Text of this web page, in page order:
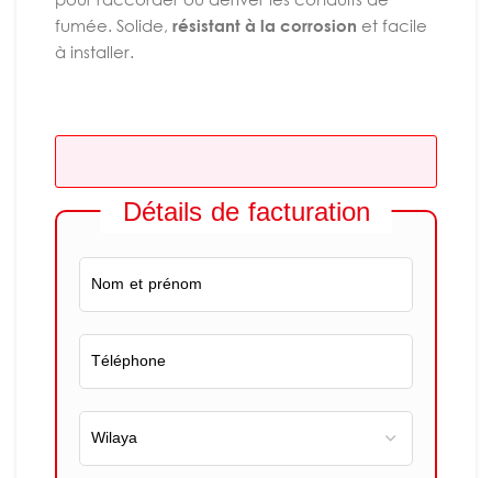
fumée. Solide, résistant à la corrosion et facile
à installer.
Détails de facturation